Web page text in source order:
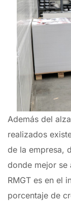
Además del
realizados
de la empresa,
donde mejor se
RMGT es en el
porcentaje de